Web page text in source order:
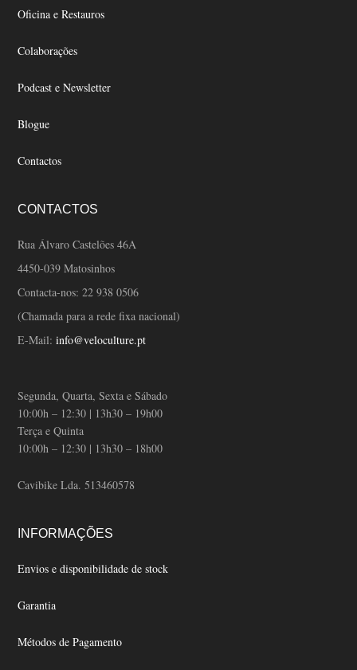
Oficina e Restauros
Colaborações
Podcast e Newsletter
Blogue
Contactos
CONTACTOS
Rua Álvaro Castelões 46A
4450-039 Matosinhos
Contacta-nos:22 938 0506
(Chamada para a rede fixa nacional)
E-Mail:info@veloculture.pt
Segunda, Quarta, Sexta e Sábado
10:00h – 12:30 | 13h30 – 19h00
Terça e Quinta
10:00h – 12:30 | 13h30 – 18h00
Cavibike Lda. 513460578
INFORMAÇÕES
Envios e disponibilidade de stock
Garantia
Métodos de Pagamento